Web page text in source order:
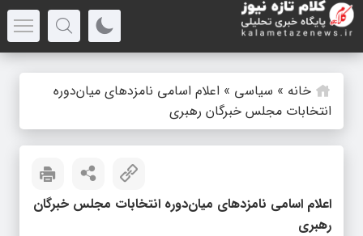
خانه » سیاسی » اعلام اسامی نامزد‌های میان‌دوره
انتخابات مجلس خبرگان رهبری
اعلام اسامی نامزد‌های میان‌دوره انتخابات مجلس خبرگان
رهبری